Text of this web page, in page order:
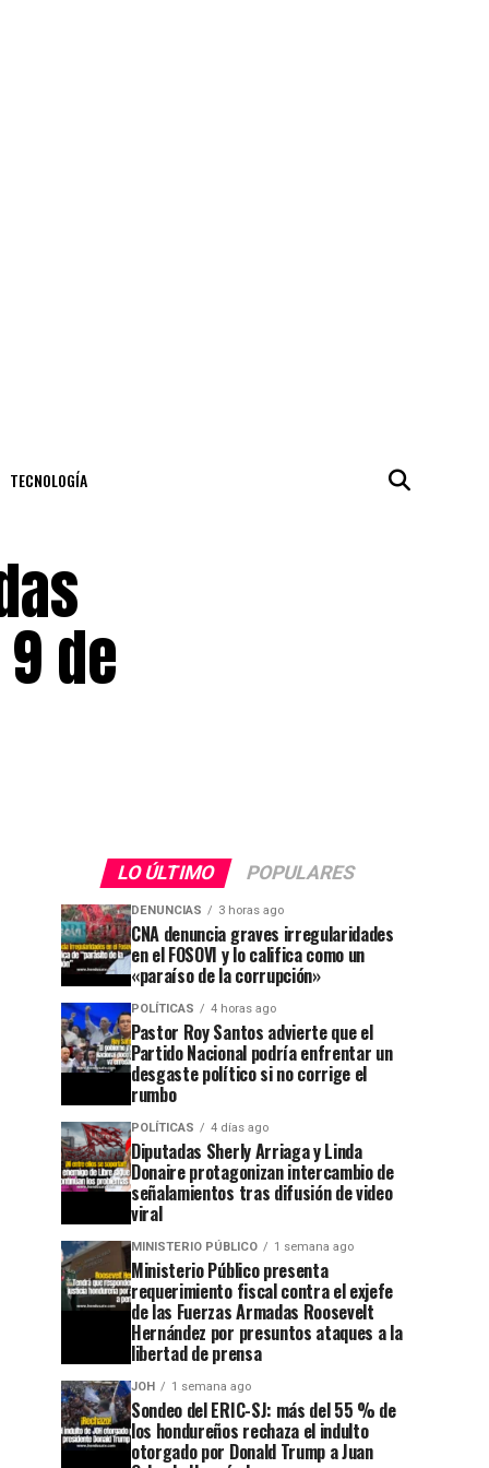
TECNOLOGÍA
de
LO ÚLTIMO POPULARES
DENUNCIAS 3 horas ago
CNA denuncia graves irregularidades
en el FOSOVI y lo califica como un
«paraíso de la corrupción»
POLÍTICAS 4 horas ago
Pastor Roy Santos advierte que el
Partido Nacional podría enfrentar un
desgaste político si no corrige el
rumbo
POLÍTICAS 4 días ago
Diputadas Sherly Arriaga y Linda
Donaire protagonizan intercambio de
señalamientos tras difusión de video
viral
MINISTERIO PÚBLICO 1 semana ago
Ministerio Público presenta
requerimiento fiscal contra el exjefe
de las Fuerzas Armadas Roosevelt
Hernández por presuntos ataques a la
libertad de prensa
JOH 1 semana ago
Sondeo del ERIC-SJ: más del 55 % de
los hondureños rechaza el indulto
otorgado por Donald Trump a Juan